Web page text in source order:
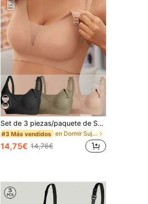
28K
Set de 3 piezas/paquete de Sostén sin costuras para embarazo y lactancia con cierre delantero, lencería de amamantamiento de escote en V profundo y sexy, apta para todas las estaciones
#3 Más vendidos en Dormir Sujetadores de maternidad
14,75€ 14,76€